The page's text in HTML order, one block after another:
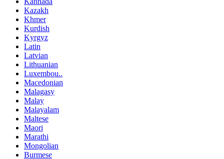
Kazakh
Khmer
Kurdish
Kyrgyz
Latin
Latvian
Lithuanian
Luxembou..
Macedonian
Malagasy
Malay
Malayalam
Maltese
Maori
Marathi
Mongolian
Burmese